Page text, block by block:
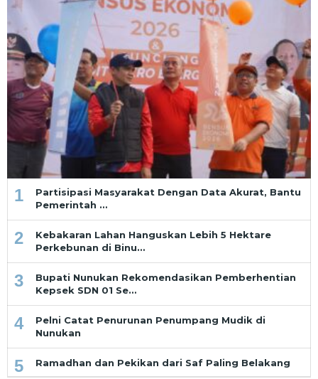
1
Partisipasi Masyarakat Dengan Data Akurat, Bantu
Pemerintah …
2
Kebakaran Lahan Hanguskan Lebih 5 Hektare
Perkebunan di Binu…
3
Bupati Nunukan Rekomendasikan Pemberhentian
Kepsek SDN 01 Se…
4
Pelni Catat Penurunan Penumpang Mudik di
Nunukan
5 Ramadhan dan Pekikan dari Saf Paling Belakang